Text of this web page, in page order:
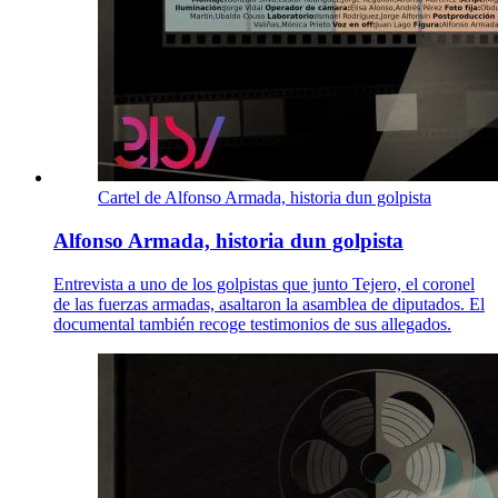
Cartel de Alfonso Armada, historia dun golpista
Alfonso Armada, historia dun golpista
Entrevista a uno de los golpistas que junto Tejero, el coronel
de las fuerzas armadas, asaltaron la asamblea de diputados. El
documental también recoge testimonios de sus allegados.